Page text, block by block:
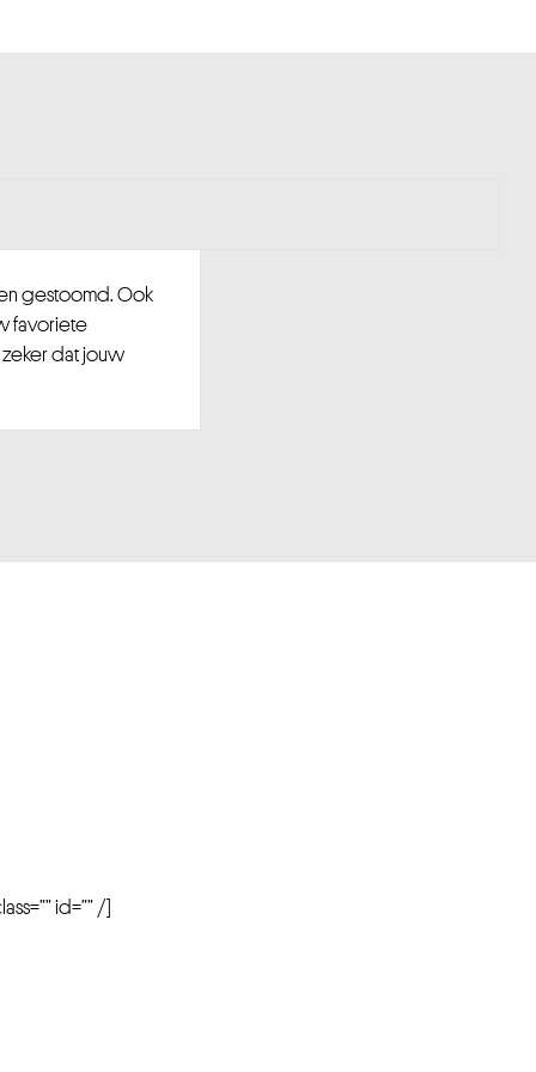
gestoomd. Ook
favoriete
dat jouw
id=”” /]